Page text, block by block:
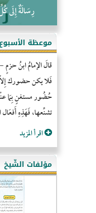
رِسَالَةٌ إِلَى
موعظة الأسبوع
قالَ الإمامُ ابنُ
فَلا يكن حضورك
حُضُور مستغنٍ بِمَا
تشنِّعها، فَهَذِهِ
اقرأ المزيد
مؤلفات الشّيخ